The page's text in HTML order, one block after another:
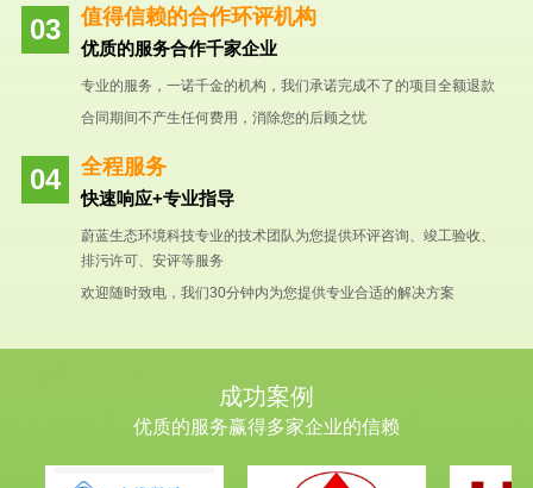
值得信赖的合作环评机构
优质的服务合作千家企业
专业的服务，一诺千金的机构，我们承诺完成不了的项目全额退款
合同期间不产生任何费用，消除您的后顾之忧
全程服务
快速响应+专业指导
蔚蓝生态环境科技专业的技术团队为您提供环评咨询、竣工验收、
排污许可、安评等服务
欢迎随时致电，我们30分钟内为您提供专业合适的解决方案
成功案例
优质的服务赢得多家企业的信赖